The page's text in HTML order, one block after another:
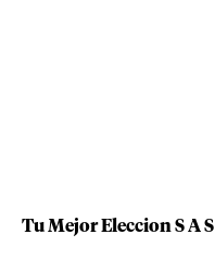
Tu Mejor Eleccion S A S